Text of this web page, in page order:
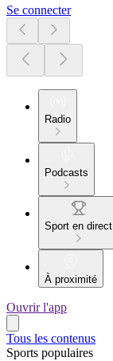
Se connecter
Radio
Podcasts
Sport en direct
À proximité
Ouvrir l'app
Tous les contenus
Sports populaires